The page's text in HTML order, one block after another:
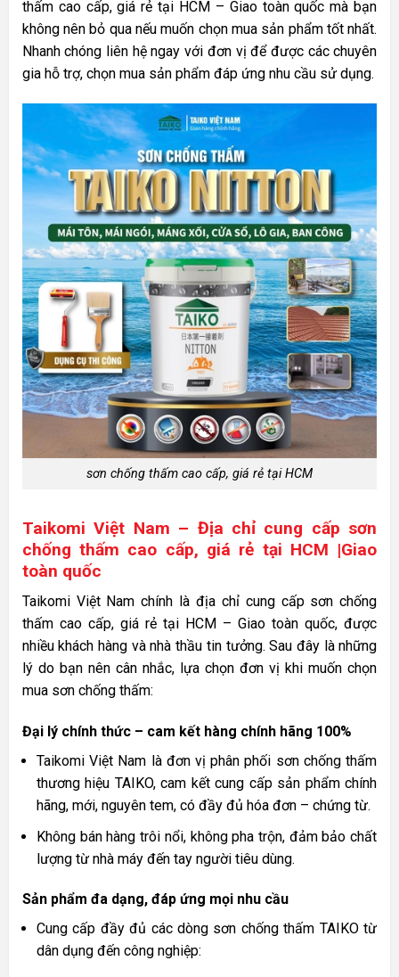
thấm cao cấp, giá rẻ tại HCM – Giao toàn quốc mà bạn
không nên bỏ qua nếu muốn chọn mua sản phẩm tốt nhất.
Nhanh chóng liên hệ ngay với đơn vị để được các chuyên
gia hỗ trợ, chọn mua sản phẩm đáp ứng nhu cầu sử dụng.
sơn chống thấm cao cấp, giá rẻ tại HCM
Taikomi Việt Nam – Địa chỉ cung cấp sơn
chống thấm cao cấp, giá rẻ tại HCM |Giao
toàn quốc
Taikomi Việt Nam chính là địa chỉ cung cấp sơn chống
thấm cao cấp, giá rẻ tại HCM – Giao toàn quốc, được
nhiều khách hàng và nhà thầu tin tưởng. Sau đây là những
lý do bạn nên cân nhắc, lựa chọn đơn vị khi muốn chọn
mua sơn chống thấm:
Đại lý chính thức – cam kết hàng chính hãng 100%
Taikomi Việt Nam là đơn vị phân phối sơn chống thấm
thương hiệu TAIKO, cam kết cung cấp sản phẩm chính
hãng, mới, nguyên tem, có đầy đủ hóa đơn – chứng từ.
Không bán hàng trôi nổi, không pha trộn, đảm bảo chất
lượng từ nhà máy đến tay người tiêu dùng.
Sản phẩm đa dạng, đáp ứng mọi nhu cầu
Cung cấp đầy đủ các dòng sơn chống thấm TAIKO từ
dân dụng đến công nghiệp: